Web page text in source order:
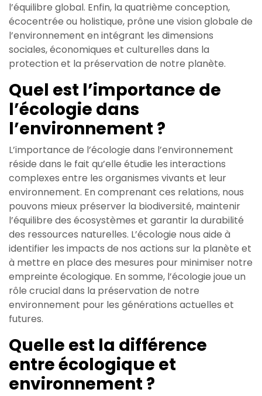
l’équilibre global. Enfin, la quatrième conception,
écocentrée ou holistique, prône une vision globale de
l’environnement en intégrant les dimensions
sociales, économiques et culturelles dans la
protection et la préservation de notre planète.
Quel est l’importance de
l’écologie dans
l’environnement ?
L’importance de l’écologie dans l’environnement
réside dans le fait qu’elle étudie les interactions
complexes entre les organismes vivants et leur
environnement. En comprenant ces relations, nous
pouvons mieux préserver la biodiversité, maintenir
l’équilibre des écosystèmes et garantir la durabilité
des ressources naturelles. L’écologie nous aide à
identifier les impacts de nos actions sur la planète et
à mettre en place des mesures pour minimiser notre
empreinte écologique. En somme, l’écologie joue un
rôle crucial dans la préservation de notre
environnement pour les générations actuelles et
futures.
Quelle est la différence
entre écologique et
environnement ?